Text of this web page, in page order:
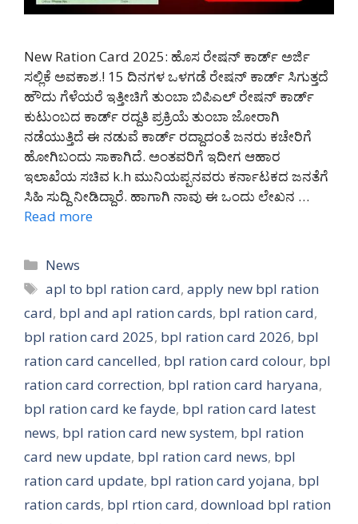
New Ration Card 2025: ಹೊಸ ರೇಷನ್ ಕಾರ್ಡ್ ಅರ್ಜಿ
ಸಲ್ಲಿಕೆ ಅವಕಾಶ.! 15 ದಿನಗಳ ಒಳಗಡೆ ರೇಷನ್ ಕಾರ್ಡ್ ಸಿಗುತ್ತದೆ
ಹೌದು ಗೆಳೆಯರೆ ಇತ್ತೀಚಿಗೆ ತುಂಬಾ ಬಿಪಿಎಲ್ ರೇಷನ್ ಕಾರ್ಡ್
ಕುಟುಂಬದ ಕಾರ್ಡ್ ರದ್ದತಿ ಪ್ರಕ್ರಿಯೆ ತುಂಬಾ ಜೋರಾಗಿ
ನಡೆಯುತ್ತಿದೆ ಈ ನಡುವೆ ಕಾರ್ಡ್ ರದ್ದಾದಂತೆ ಜನರು ಕಚೇರಿಗೆ
ಹೋಗಿಬಂದು ಸಾಕಾಗಿದೆ. ಅಂತವರಿಗೆ ಇದೀಗ ಆಹಾರ
ಇಲಾಖೆಯ ಸಚಿವ k.h ಮುನಿಯಪ್ಪನವರು ಕರ್ನಾಟಕದ ಜನತೆಗೆ
ಸಿಹಿ ಸುದ್ದಿ ನೀಡಿದ್ದಾರೆ. ಹಾಗಾಗಿ ನಾವು ಈ ಒಂದು ಲೇಖನ …
Read more
Categories
News
Tags
apl to bpl ration card,apply new bpl ration
card, bpl and apl ration cards, bpl ration card,
bpl ration card 2025, bpl ration card 2026, bpl
ration card cancelled, bpl ration card colour, bpl
ration card correction, bpl ration card haryana,
bpl ration card ke fayde, bpl ration card latest
news, bpl ration card new system, bpl ration
card new update, bpl ration card news, bpl
ration card update, bpl ration card yojana, bpl
ration cards, bpl rtion card, download bpl ration